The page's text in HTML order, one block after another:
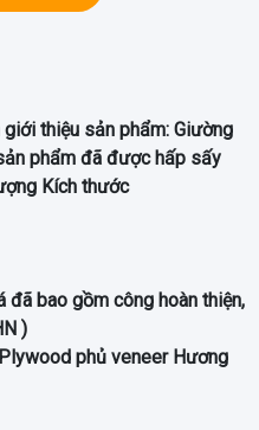
thiệu sản phẩm: Giường
phẩm đã được hấp sấy
Kích thước
đã bao gồm công hoàn thiện,
)
phủ veneer Hương